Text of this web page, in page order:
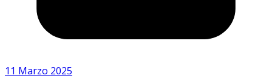
11 Marzo 2025